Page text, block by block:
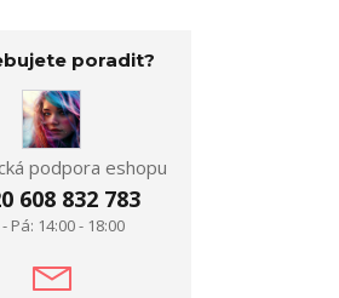
poradit?
podpora eshopu
608 832 783
Pá: 14:00 - 18:00